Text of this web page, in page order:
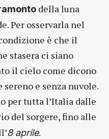
della luna
Per osservarla nel
è che il
stasera ci siano
il cielo come dicono
e senza nuvole.
per tutta l’Italia dalle
del sorgere, fino alle
8 aprile.